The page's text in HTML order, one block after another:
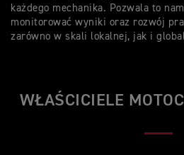
każdego mechanika. Pozwala to
monitorować wyniki oraz rozwój
zarówno w skali lokalnej, jak i
WŁAŚCICIELE